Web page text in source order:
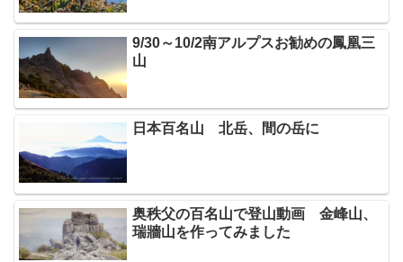
9/30～10/2南アルプスお勧めの鳳凰三
山
日本百名山 北岳、間の岳に
奥秩父の百名山で登山動画 金峰山、
瑞牆山を作ってみました